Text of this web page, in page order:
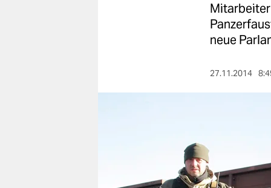
verlag
neue
27.11.2014